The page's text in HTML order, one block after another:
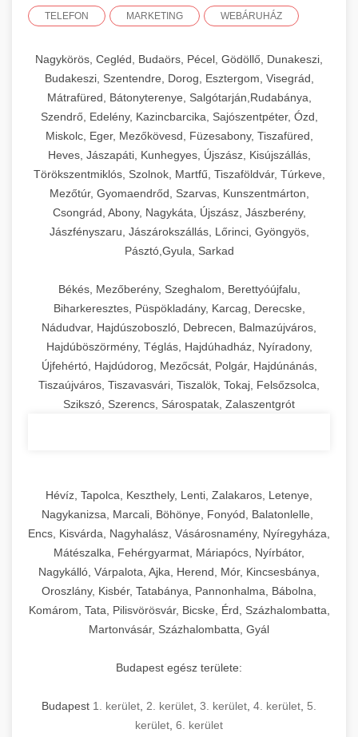
TELEFON MARKETING WEBÁRUHÁZ
Nagykörös, Cegléd, Budaörs, Pécel, Gödöllő, Dunakeszi,
Budakeszi, Szentendre, Dorog, Esztergom, Visegrád,
Mátrafüred, Bátonyterenye, Salgótarján,Rudabánya,
Szendrő, Edelény, Kazincbarcika, Sajószentpéter, Ózd,
Miskolc, Eger, Mezőkövesd, Füzesabony, Tiszafüred,
Heves, Jászapáti, Kunhegyes, Újszász, Kisújszállás,
Törökszentmiklós, Szolnok, Martfű, Tiszaföldvár, Túrkeve,
Mezőtúr, Gyomaendrőd, Szarvas, Kunszentmárton,
Csongrád, Abony, Nagykáta, Újszász, Jászberény,
Jászfényszaru, Jászárokszállás, Lőrinci, Gyöngyös,
Pásztó,Gyula, Sarkad
Békés, Mezőberény, Szeghalom, Berettyóújfalu,
Biharkeresztes, Püspökladány, Karcag, Derecske,
Nádudvar, Hajdúszoboszló, Debrecen, Balmazújváros,
Hajdúböszörmény, Téglás, Hajdúhadház, Nyíradony,
Újfehértó, Hajdúdorog, Mezőcsát, Polgár, Hajdúnánás,
Tiszaújváros, Tiszavasvári, Tiszalök, Tokaj, Felsőzsolca,
Szikszó, Szerencs, Sárospatak, Zalaszentgrót
Hévíz, Tapolca, Keszthely, Lenti, Zalakaros, Letenye,
Nagykanizsa, Marcali, Böhönye, Fonyód, Balatonlelle,
Encs, Kisvárda, Nagyhalász, Vásárosnamény, Nyíregyháza,
Mátészalka, Fehérgyarmat, Máriapócs, Nyírbátor,
Nagykálló, Várpalota, Ajka, Herend, Mór, Kincsesbánya,
Oroszlány, Kisbér, Tatabánya, Pannonhalma, Bábolna,
Komárom, Tata, Pilisvörösvár, Bicske, Érd, Százhalombatta,
Martonvásár, Százhalombatta, Gyál
Budapest egész területe:
Budapest 1. kerület 2. kerület 3. kerület 4. kerület 5.
kerület 6. kerület